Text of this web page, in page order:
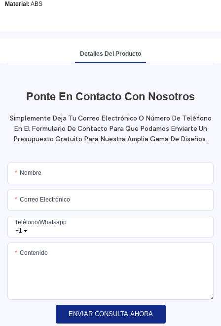
Material: ABS
Detalles Del Producto
Ponte En Contacto Con Nosotros
Simplemente Deja Tu Correo Electrónico O Número De Teléfono
En El Formulario De Contacto Para Que Podamos Enviarte Un
Presupuesto Gratuito Para Nuestra Amplia Gama De Diseños.
Nombre
Correo Electrónico
+1
Teléfono/whatsapp
Contenido
ENVIAR CONSULTA AHORA